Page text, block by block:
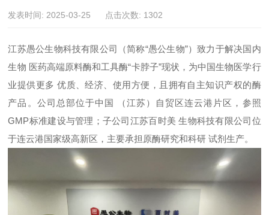
发表时间: 2025-03-25 点击次数: 1302
江苏愚公生物科技有限公司（简称“愚公生物”）致力于解决国内
生物 医药高端原料酶和工具酶“卡脖子”现状，为中国生物医学行
业提供更多 优质、经济、使用方便，且拥有自主知识产权的酶
产品。公司总部位于中国 （江苏）自贸区连云港片区，参照
GMP标准建设与管理；子公司江苏百时美 生物科技有限公司位
于连云港国家级高新区，主要承担原酶研究和科研 试剂生产。